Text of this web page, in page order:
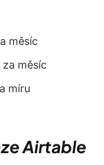
měsíc
měsíc
míru
Airtable